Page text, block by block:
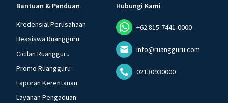
Bantuan & Panduan
Kredensial Perusahaan
Beasiswa Ruangguru
Cicilan Ruangguru
Promo Ruangguru
Laporan Kerentanan
Layanan Pengaduan
Hubungi Kami
+62 815-7441-0000
info@ruangguru.com
02130930000